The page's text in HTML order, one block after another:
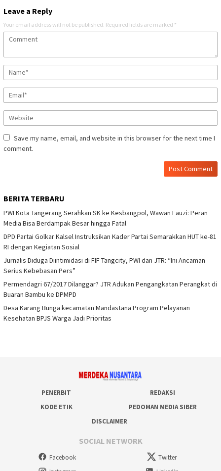
Leave a Reply
Your email address will not be published. Required fields are marked *
Save my name, email, and website in this browser for the next time I
comment.
BERITA TERBARU
PWI Kota Tangerang Serahkan SK ke Kesbangpol, Wawan Fauzi: Peran
Media Bisa Berdampak Besar hingga Fatal
DPD Partai Golkar Kalsel Instruksikan Kader Partai Semarakkan HUT ke-81
RI dengan Kegiatan Sosial
Jurnalis Diduga Diintimidasi di FIF Tangcity, PWI dan JTR: “Ini Ancaman
Serius Kebebasan Pers”
Permendagri 67/2017 Dilanggar? JTR Adukan Pengangkatan Perangkat di
Buaran Bambu ke DPMPD
Desa Karang Bunga kecamatan Mandastana Program Pelayanan
Kesehatan BPJS Warga Jadi Prioritas
PENERBIT
REDAKSI
KODE ETIK
PEDOMAN MEDIA SIBER
DISCLAIMER
SOCIAL NETWORK
Facebook
Twitter